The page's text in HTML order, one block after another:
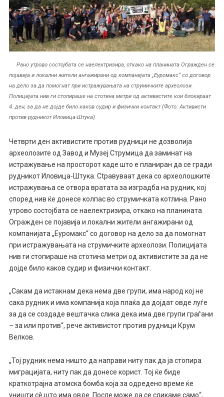
Рано утрово состојбата се наелектризира, откако на планината Огражден се
појавија и локални жители ангажирани од компанијата „Еуромакс“ со договор
на дело за да помогнат при истражувањата на струмичките археолози.
Полицијата нив ги стопираше на стотина метри од активистите кои блокираат
4. ден, за да не дојде било каков судир и физички контакт (Фото: Активисти
против рудникот Иловица-Штука)
Четврти ден активистите против рудници не дозволија
археолозите од Завод и Музеј Струмица да заминат на
истражување на просторот каде што е планиран да се гради
рудникот Иловица-Штука. Сtравуваат дека со археолошките
истражувања се отвoра вратата за изградба на рудник, кој
според нив ќе донесе колпас во струмичката котлина. Рано
утрово состојбата се наелектризира, откако на планината
Огражден се појавија и локални жители ангажирани од
компанијата „Еуромакс“ со договор на дело за да помогнат
при истражувањата на струмичките археолози. Полицијата
нив ги стопираше на стотина метри од активистите за да не
дојде било каков судир и физички контакт.
„Сакам да истакнам дека нема две групи, има народ кој не
сака рудник и има компанија која плаќа да дојдат овде луѓе
за да се создаде вештачка слика дека има две групи граѓани
– за или против“, рече активистот против рудници Крум
Велков.
„Тој рудник нема ништо да направи ниту пак да ја стопира
миграцијата, ниту пак да донесе корист. Тој ќе биде
краткотрајна атомска бомба која за одредено време ќе
уништи сè што има овде. После може да се сликаме само“,